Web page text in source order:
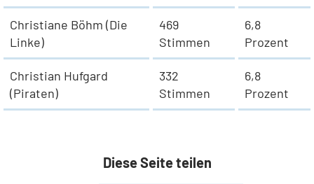
Christiane Böhm (Die
Linke)
469
Stimmen
6,8
Prozent
Christian Hufgard
(Piraten)
332
Stimmen
6,8
Prozent
Diese Seite teilen